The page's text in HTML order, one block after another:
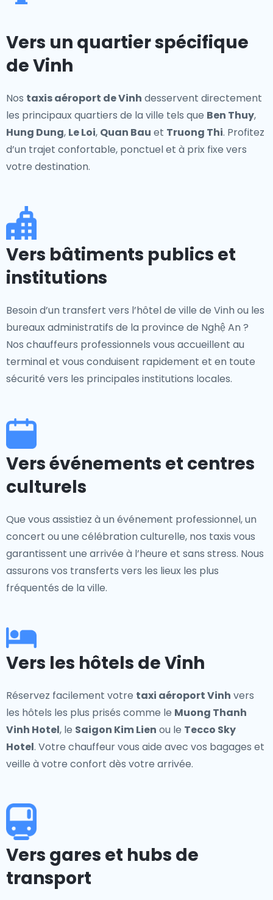
Vers un quartier spécifique
de Vinh
Nos taxis aéroport de Vinh desservent directement
les principaux quartiers de la ville tels que Ben Thuy,
Hung Dung, Le Loi, Quan Bau et Truong Thi. Profitez
d’un trajet confortable, ponctuel et à prix fixe vers
votre destination.
Vers bâtiments publics et
institutions
Besoin d’un transfert vers l’hôtel de ville de Vinh ou les
bureaux administratifs de la province de Nghệ An ?
Nos chauffeurs professionnels vous accueillent au
terminal et vous conduisent rapidement et en toute
sécurité vers les principales institutions locales.
Vers événements et centres
culturels
Que vous assistiez à un événement professionnel, un
concert ou une célébration culturelle, nos taxis vous
garantissent une arrivée à l’heure et sans stress. Nous
assurons vos transferts vers les lieux les plus
fréquentés de la ville.
Vers les hôtels de Vinh
Réservez facilement votre taxi aéroport Vinh vers
les hôtels les plus prisés comme le Muong Thanh
Vinh Hotel, le Saigon Kim Lien ou le Tecco Sky
Hotel. Votre chauffeur vous aide avec vos bagages et
veille à votre confort dès votre arrivée.
Vers gares et hubs de
transport